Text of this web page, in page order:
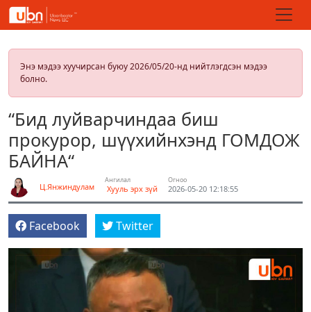
Энэ мэдээ хуучирсан буюу 2026/05/20-нд нийтлэгдсэн мэдээ
болно.
“Бид луйварчиндаа биш
прокурор, шүүхийнхэнд ГОМДОЖ
БАЙНА“
Ц.Янжиндулам
Ангилал
Хууль эрх зүй
Огноо
2026-05-20 12:18:55
Facebook Twitter